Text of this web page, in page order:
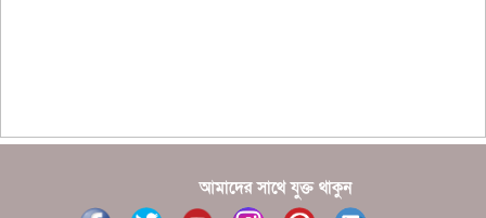
?????? ????? ?????? ???? ???? ?????
আমাদের সাথে যুক্ত থাকুন